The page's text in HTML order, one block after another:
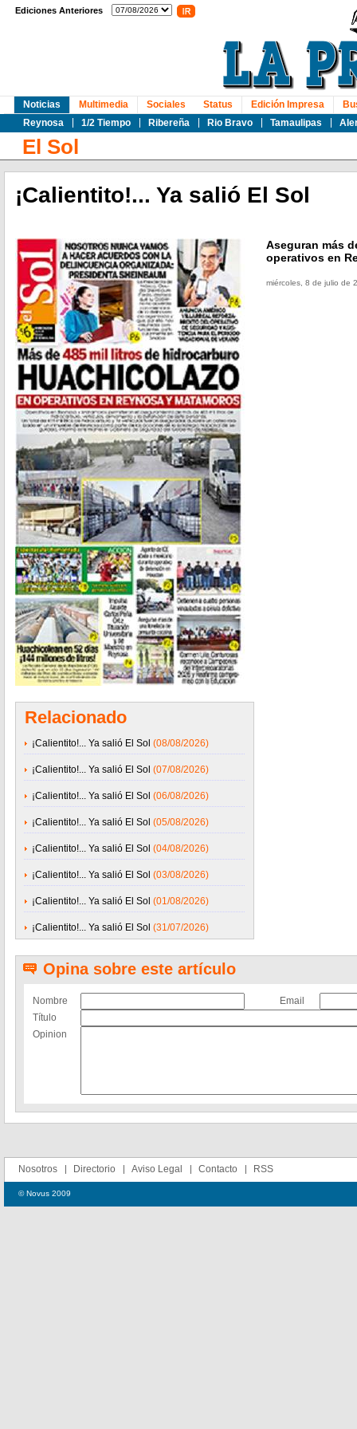
Ediciones Anteriores
Noticias
Reynosa
1/2 Tiempo Ribereña Rio Bravo Tamaulipas
Multimedia Sociales Status Edición Impresa
El Sol
¡Calientito!... Ya salió El Sol
Relacionado
¡Calientito!... Ya salió El Sol (08/08/2026)
¡Calientito!... Ya salió El Sol (07/08/2026)
¡Calientito!... Ya salió El Sol (06/08/2026)
¡Calientito!... Ya salió El Sol (05/08/2026)
¡Calientito!... Ya salió El Sol (04/08/2026)
¡Calientito!... Ya salió El Sol (03/08/2026)
¡Calientito!... Ya salió El Sol (01/08/2026)
¡Calientito!... Ya salió El Sol (31/07/2026)
Aseguran más
operativos en
miércoles, 8 de julio de
Opina sobre este artículo
Nombre
Email
Título
Opinion
Nosotros Directorio Aviso Legal Contacto RSS
© Novus 2009